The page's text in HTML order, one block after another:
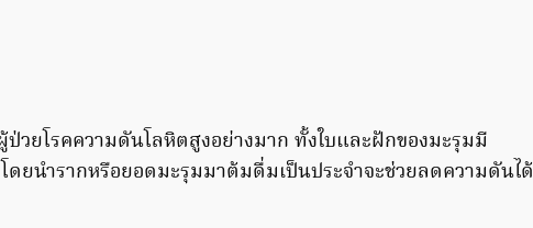
ป่วยโรคความดันโลหิตสูงอย่างมาก ทั้งใบและฝักของมะรุมมี
ยนำรากหรือยอดมะรุมมาต้มดื่มเป็นประจำจะช่วยลดความดันได้